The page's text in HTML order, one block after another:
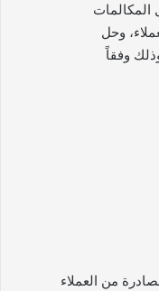
المكالمات
وحل
وفقاً
من العملاء